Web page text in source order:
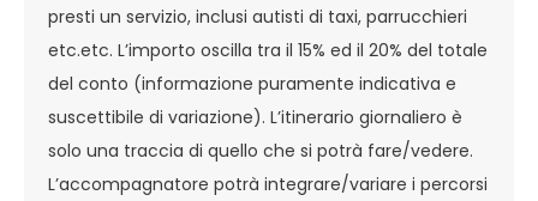
presti un servizio, inclusi autisti di taxi, parrucchieri
etc.etc. L’importo oscilla tra il 15% ed il 20% del totale
del conto (informazione puramente indicativa e
suscettibile di variazione). L’itinerario giornaliero è
solo una traccia di quello che si potrà fare/vedere.
L’accompagnatore potrà integrare/variare i percorsi